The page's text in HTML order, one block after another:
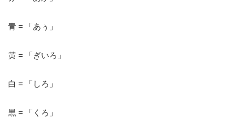
青 = 「あぅ」
黄 = 「ぎいろ」
白 = 「しろ」
黒 = 「くろ」